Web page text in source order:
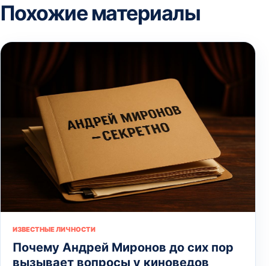
Похожие материалы
ИЗВЕСТНЫЕ ЛИЧНОСТИ
Почему Андрей Миронов до сих пор
вызывает вопросы у киноведов